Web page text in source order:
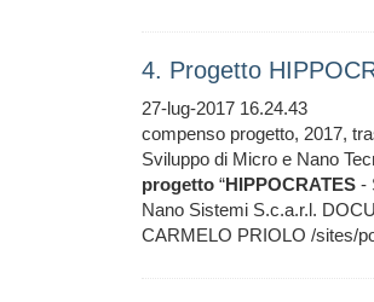
4. Progetto
27-lug-2017 16.24.43
compenso progetto, 2017,
Sviluppo di Micro e Nano
progetto “HIPPOCRATES -
Nano Sistemi S.c.a.r.l.
CARMELO PRIOLO /sites/